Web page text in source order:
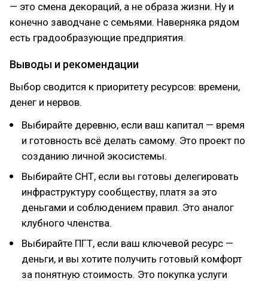
— это смена декораций, а не образа жизни. Ну и
конечно заводчане с семьями. Наверняка рядом
есть градообразующие предприятия.
Выводы и рекомендации
Выбор сводится к приоритету ресурсов: времени,
денег и нервов.
Выбирайте деревню, если ваш капитал — время
и готовность всё делать самому. Это проект по
созданию личной экосистемы.
Выбирайте СНТ, если вы готовы делегировать
инфраструктуру сообществу, платя за это
деньгами и соблюдением правил. Это аналог
клубного членства.
Выбирайте ПГТ, если ваш ключевой ресурс —
деньги, и вы хотите получить готовый комфорт
за понятную стоимость. Это покупка услуги